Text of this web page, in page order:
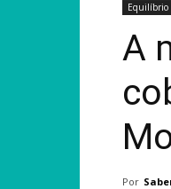
Equilíbrio
A
Por